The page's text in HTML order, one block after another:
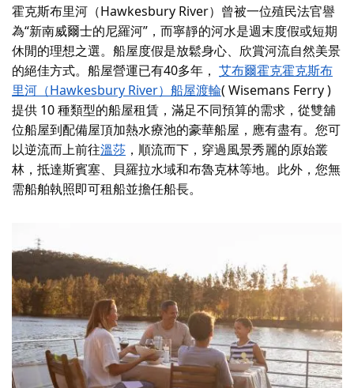
霍克斯布里河（Hawkesbury River）曾被一位殖民法官譽
為“新南威爾士的尼羅河”，而寧靜的河水是週末度假或短期
休閒的理想之選。船屋度假是放鬆身心、欣賞河流自然美景
的絕佳方式。船屋營運已有40多年， 艾布爾霍克霍克斯布
里河（Hawkesbury River）船屋渡輪( Wisemans Ferry)
提供 10 種類型的船屋租賃，滿足不同預算的需求，從雙舖
位船屋到配備屋頂加熱水療池的豪華船屋，應有盡有。您可
以逆流而上前往溫莎 ，順流而下，穿過風景秀麗的原始叢
林，抵達斯賓塞、貝羅拉水域和布魯克林等地。 此外 ，您無
需船舶執照即可租船並擔任船長。